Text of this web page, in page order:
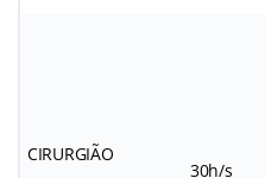
CIRURGIÃO
30h/s